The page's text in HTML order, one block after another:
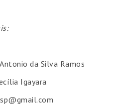
da Silva Ramos
Igayara